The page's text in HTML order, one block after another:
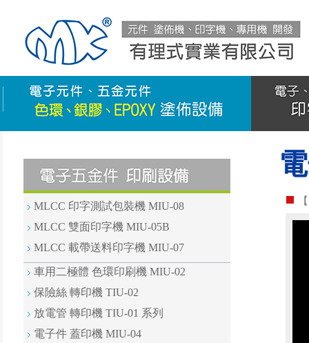
MLCC 印字測試包裝機 MIU-08
MLCC 雙面印字機 MIU-05B
MLCC 載帶送料印字機 MIU-07
車用二極體 色環印刷機 MIU-02
保險絲 轉印機 TIU-02
放電管 轉印機 TIU-01 系列
電子件 蓋印機 MIU-04